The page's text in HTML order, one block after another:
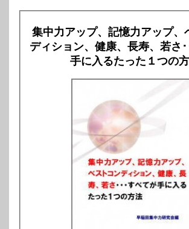
集中力アップ、記憶力アップ、
ディション、健康、長寿、若さ
手に入るたった１つの